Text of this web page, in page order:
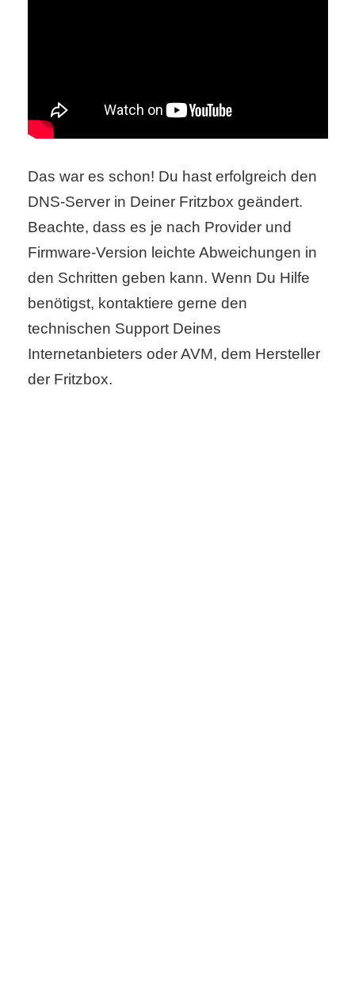
Das war es schon! Du hast erfolgreich den
DNS-Server in Deiner Fritzbox geändert.
Beachte, dass es je nach Provider und
Firmware-Version leichte Abweichungen in
den Schritten geben kann. Wenn Du Hilfe
benötigst, kontaktiere gerne den
technischen Support Deines
Internetanbieters oder AVM, dem Hersteller
der Fritzbox.